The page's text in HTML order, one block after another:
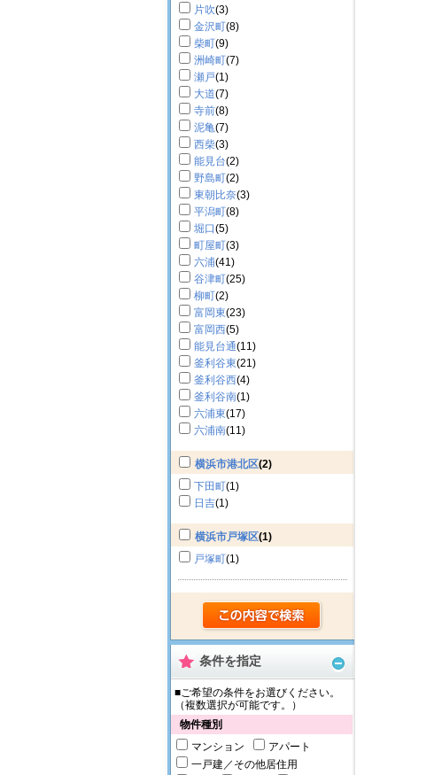
片吹(3)
金沢町(8)
柴町(9)
洲崎町(7)
瀬戸(1)
大道(7)
寺前(8)
泥亀(7)
西柴(3)
能見台(2)
野島町(2)
東朝比奈(3)
平潟町(8)
堀口(5)
町屋町(3)
六浦(41)
谷津町(25)
柳町(2)
富岡東(23)
富岡西(5)
能見台通(11)
釜利谷東(21)
釜利谷西(4)
釜利谷南(1)
六浦東(17)
六浦南(11)
横浜市港北区(2)
下田町(1)
日吉(1)
横浜市戸塚区(1)
戸塚町(1)
条件を指定
■ご希望の条件をお選びください。
（複数選択が可能です。）
物件種別
マンション
アパート
一戸建／その他居住用